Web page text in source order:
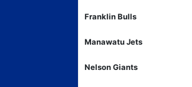
Franklin Bulls
Manawatu Jets
Nelson Giants